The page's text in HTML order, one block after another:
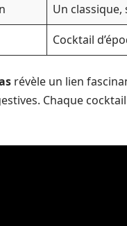
Un
Cocktail
révèle un lien
Chaque